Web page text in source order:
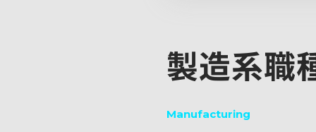
製造系職
Manufacturing